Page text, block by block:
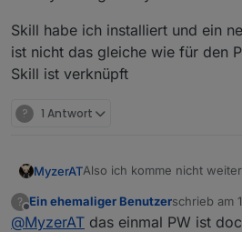
debug
iot.0 2020-
(1825)
lowercase!
installiert.
Skill habe ich installiert und ein
ist nicht das gleiche wie für den
Skill ist verknüpft
? 1 Antwort
MyzerATAlso ich komme nicht
habe iot.0 Adapter
und auch das einmal
?
Offline
Ein ehemaliger Benutzerschrieb am
zuletzt
@MyzerAT das einmal PW ist